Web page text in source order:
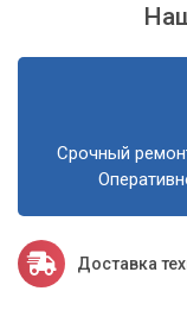
Сервисный центр
необходимым
проблем с BIOS
Быстрое
Срочный
Доставка